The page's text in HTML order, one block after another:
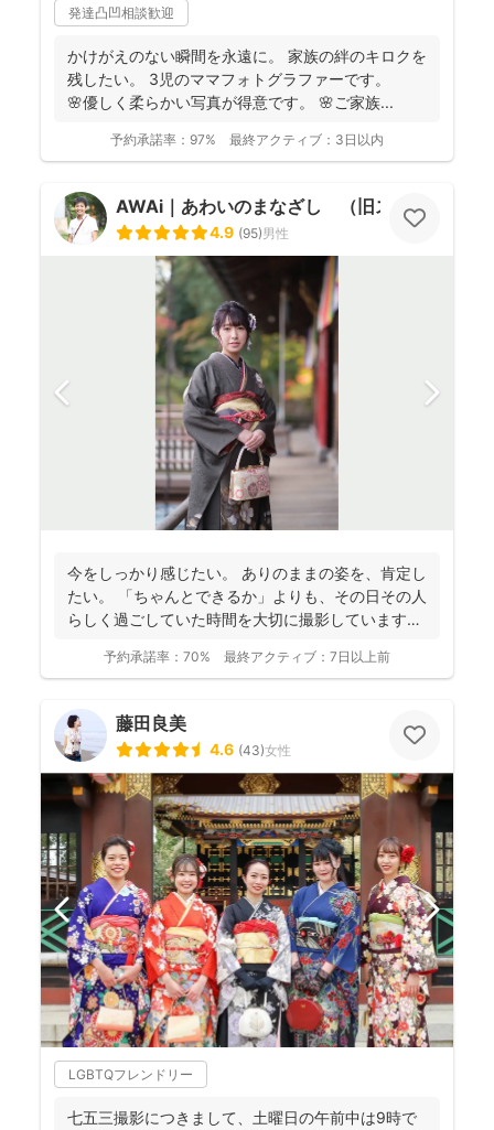
発達凸凹相談歓迎
かけがえのない瞬間を永遠に。 家族の絆のキロクを
残したい。 3児のママフォトグラファーです。
🌸優しく柔らかい写真が得意です。 🌸ご家族...
予約承諾率： 97% 最終アクティブ： 3日以内
AWAi｜あわいのまなざし （旧スマイルツリ
4.9 (95)男性
今をしっかり感じたい。 ありのままの姿を、肯定し
たい。 「ちゃんとできるか」よりも、その日その人
らしく過ごしていた時間を大切に撮影しています。
予約承諾率： 70% 最終アクティブ： 7日以上前
藤田良美
4.6 (43)女性
LGBTQフレンドリー
七五三撮影につきまして、土曜日の午前中は9時で